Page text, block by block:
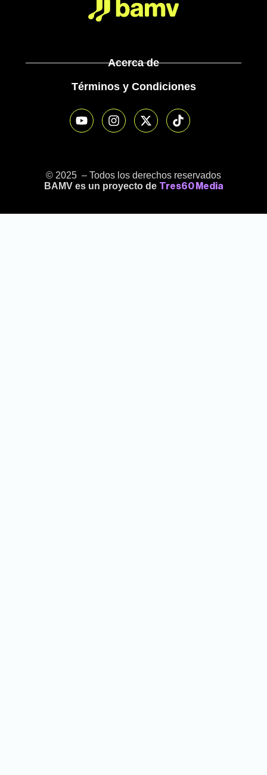
Acerca de
Términos y Condiciones
© 2025 – Todos los derechos reservados
BAMV es un proyecto de Tres60 Media